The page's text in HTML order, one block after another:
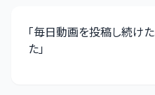
「毎日動画を投稿し続け
た」